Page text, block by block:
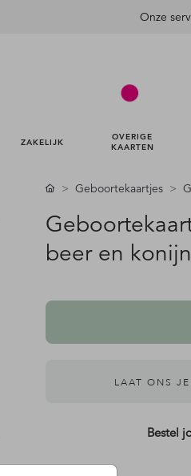
Onze
ZAKELIJK
OVERIGE
KAARTEN
Geboortekaartjes
beer en
LAAT ONS
Bestel